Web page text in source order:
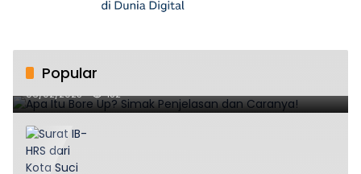
Popular
Apa Itu Bore Up? Simak Penjelasan dan Caranya!
06/02/2025 182